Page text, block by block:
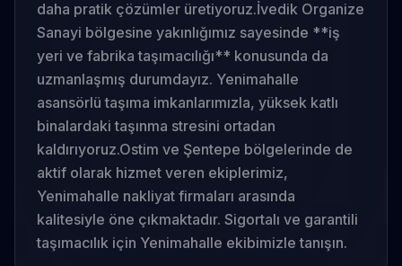
daha pratik çözümler üretiyoruz.İvedik Organize
Sanayi bölgesine yakınlığımız sayesinde **iş
yeri ve fabrika taşımacılığı** konusunda da
uzmanlaşmış durumdayız. Yenimahalle
asansörlü taşıma imkanlarımızla, yüksek katlı
binalardaki taşınma stresini ortadan
kaldırıyoruz.Ostim ve Şentepe bölgelerinde de
aktif olarak hizmet veren ekiplerimiz,
Yenimahalle nakliyat firmaları arasında
kalitesiyle öne çıkmaktadır. Sigortalı ve garantili
taşımacılık için Yenimahalle ekibimizle tanışın.